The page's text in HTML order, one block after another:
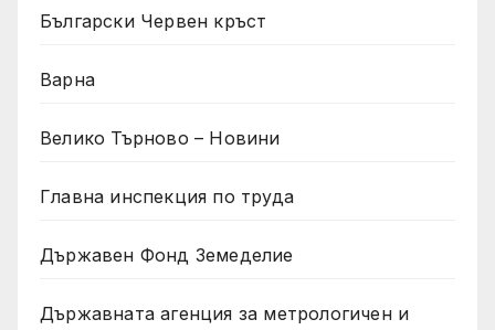
Български Червен кръст
Варна
Велико Търново – Новини
Главна инспекция по труда
Държавен Фонд Земеделие
Държавната агенция за метрологичен и